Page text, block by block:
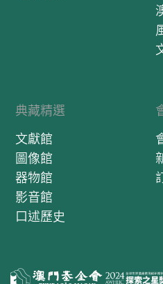
典藏精選
文獻館
圖像館
器物館
影音館
口述歷史